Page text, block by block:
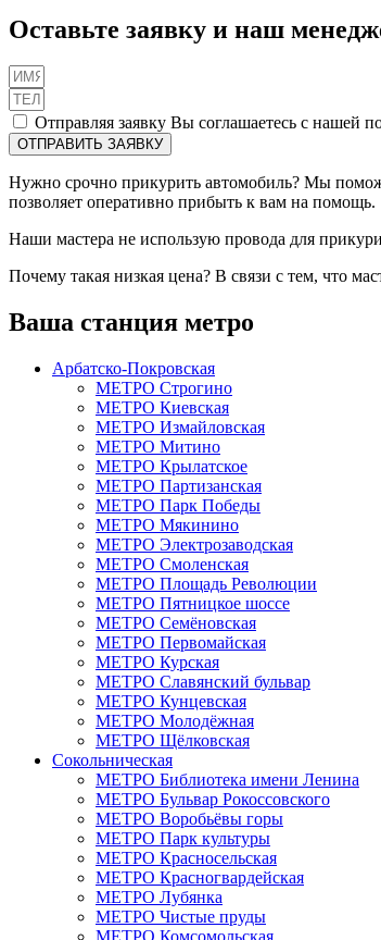
Оставьте заявку и наш
Отправляя заявку Вы соглашаетесь с нашей
ОТПРАВИТЬ ЗАЯВКУ
Нужно срочно прикурить автомобиль? Мы
позволяет оперативно прибыть к вам на помощь.
Наши мастера не использую провода для
Почему такая низкая цена? В связи с тем, что
Ваша станция метро
Арбатско‑Покровская
МЕТРО Строгино
МЕТРО Киевская
МЕТРО Измайловская
МЕТРО Митино
МЕТРО Крылатское
МЕТРО Партизанская
МЕТРО Парк Победы
МЕТРО Мякинино
МЕТРО Электрозаводская
МЕТРО Смоленская
МЕТРО Площадь Революции
МЕТРО Пятницкое шоссе
МЕТРО Семёновская
МЕТРО Первомайская
МЕТРО Курская
МЕТРО Славянский бульвар
МЕТРО Кунцевская
МЕТРО Молодёжная
МЕТРО Щёлковская
Сокольническая
МЕТРО Библиотека имени Ленина
МЕТРО Бульвар Рокоссовского
МЕТРО Воробьёвы горы
МЕТРО Парк культуры
МЕТРО Красносельская
МЕТРО Красногвардейская
МЕТРО Лубянка
МЕТРО Чистые пруды